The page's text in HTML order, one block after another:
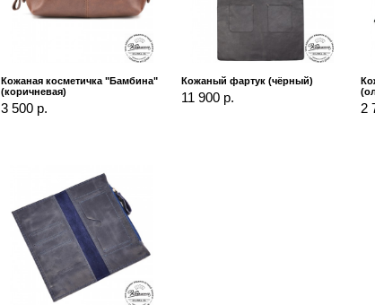
Кожаная косметичка "Бамбина"
(коричневая)
3 500 р.
Кожаный фартук (чёрный)
11 900 р.
2